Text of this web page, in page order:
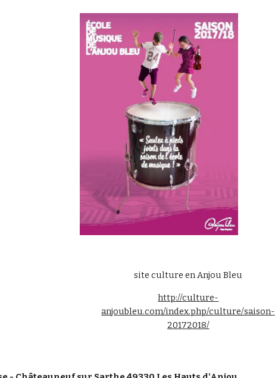
site culture en Anjou Bleu
http://culture-
anjoubleu.com/index.php/culture/saison-
20172018/